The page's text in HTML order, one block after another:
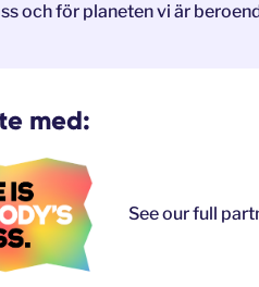
och för planeten vi är
med:
See our full